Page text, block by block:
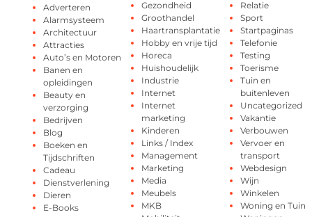
Adverteren
Alarmsysteem
Architectuur
Attracties
Auto’s en Motoren
Banen en
opleidingen
Beauty en
verzorging
Bedrijven
Blog
Boeken en
Tijdschriften
Cadeau
Dienstverlening
Dieren
E-Books
Gezondheid
Groothandel
Haartransplantatie
Hobby en vrije tijd
Horeca
Huishoudelijk
Industrie
Internet
Internet
marketing
Kinderen
Links / Index
Management
Marketing
Media
Meubels
MKB
Relatie
Sport
Startpaginas
Telefonie
Testing
Toerisme
Tuin en
buitenleven
Uncategorized
Vakantie
Verbouwen
Vervoer en
transport
Webdesign
Wijn
Winkelen
Woning en Tuin